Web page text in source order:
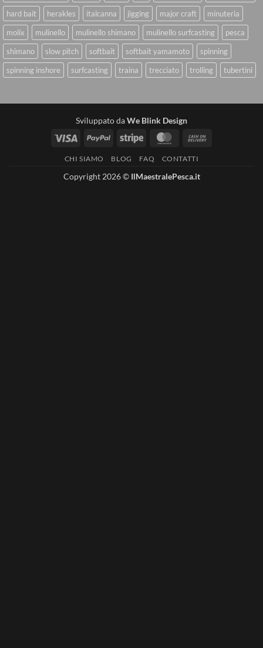
hard bait
herakles italcanna jigging major craft
minuteria
molix
mulinello mulinello shimano mulinello surfcasting
pesca
shimano
slow pitch softbait softbait yamamoto
spinning
spinning inshore
surfcasting traina trecciato trolling tubertini
Sviluppato daWe Blink Design
Visa
PayPal Stripe MasterCard
CHI SIAMO BLOG FAQ CONTATTI
Copyright 2026 © IlMaestralePesca.it